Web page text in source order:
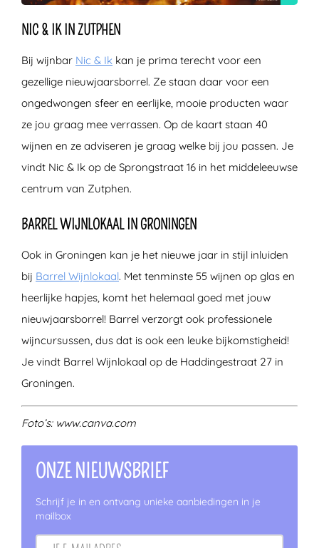
NIC & IK IN ZUTPHEN
Bij wijnbar Nic & Ik kan je prima terecht voor een
gezellige nieuwjaarsborrel. Ze staan daar voor een
ongedwongen sfeer en eerlijke, mooie producten waar
ze jou graag mee verrassen. Op de kaart staan 40
wijnen en ze adviseren je graag welke bij jou passen. Je
vindt Nic & Ik op de Sprongstraat 16 in het middeleeuwse
centrum van Zutphen.
BARREL WIJNLOKAAL IN GRONINGEN
Ook in Groningen kan je het nieuwe jaar in stijl inluiden
bij Barrel Wijnlokaal. Met tenminste 55 wijnen op glas en
heerlijke hapjes, komt het helemaal goed met jouw
nieuwjaarsborrel! Barrel verzorgt ook professionele
wijncursussen, dus dat is ook een leuke bijkomstigheid!
Je vindt Barrel Wijnlokaal op de Haddingestraat 27 in
Groningen.
Foto’s: www.canva.com
ONZE NIEUWSBRIEF
Schrijf je in en ontvang unieke aanbiedingen in je
mailbox